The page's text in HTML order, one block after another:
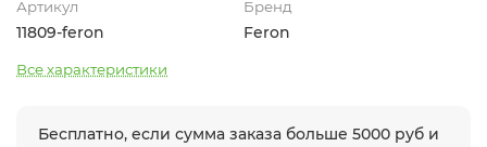
Артикул
11809-feron
Бренд
Feron
Все характеристики
Бесплатно, если сумма заказа больше 5000 руб и